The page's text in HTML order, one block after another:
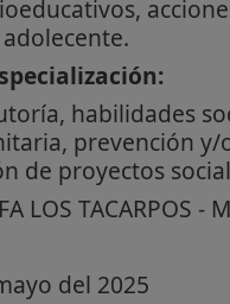
habilidades
prevención
de proyectos
LOS TACARPOS -
del 2025